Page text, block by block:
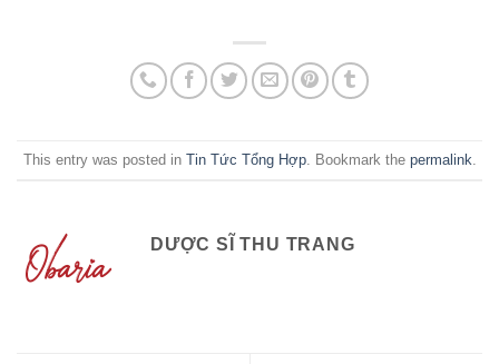
This entry was posted in Tin Tức Tổng Hợp. Bookmark the permalink
DƯỢC SĨ THU TRANG